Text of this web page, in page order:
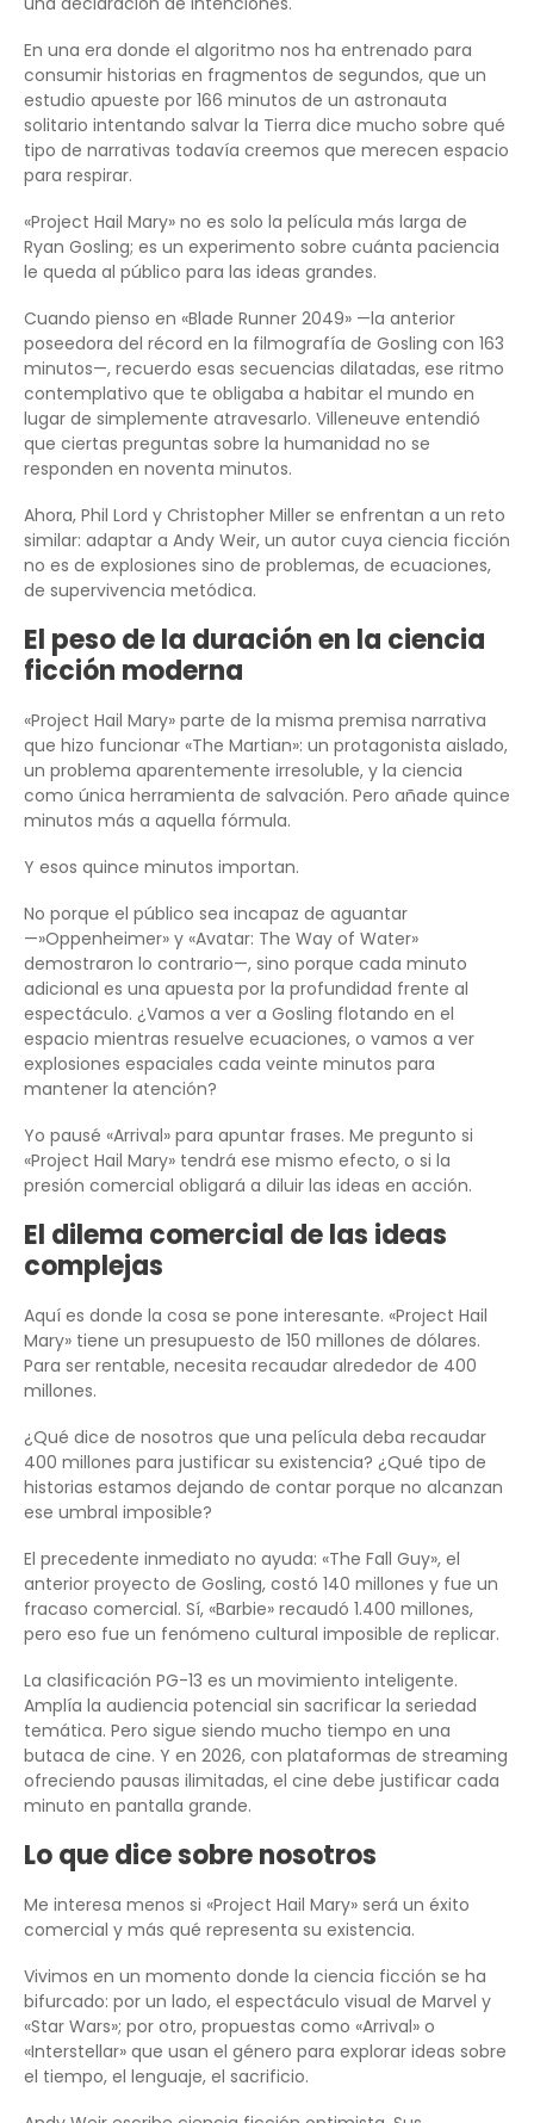
En una era donde el algoritmo nos ha entrenado para
consumir historias en fragmentos de segundos, que un
estudio apueste por 166 minutos de un astronauta
solitario intentando salvar la Tierra dice mucho sobre qué
tipo de narrativas todavía creemos que merecen espacio
para respirar.
«Project Hail Mary» no es solo la película más larga de
Ryan Gosling; es un experimento sobre cuánta paciencia
le queda al público para las ideas grandes.
Cuando pienso en «Blade Runner 2049» —la anterior
poseedora del récord en la filmografía de Gosling con 163
minutos—, recuerdo esas secuencias dilatadas, ese ritmo
contemplativo que te obligaba a habitar el mundo en
lugar de simplemente atravesarlo. Villeneuve entendió
que ciertas preguntas sobre la humanidad no se
responden en noventa minutos.
Ahora, Phil Lord y Christopher Miller se enfrentan a un reto
similar: adaptar a Andy Weir, un autor cuya ciencia ficción
no es de explosiones sino de problemas, de ecuaciones,
de supervivencia metódica.
El peso de la duración en la ciencia
ficción moderna
«Project Hail Mary» parte de la misma premisa narrativa
que hizo funcionar «The Martian»: un protagonista aislado,
un problema aparentemente irresoluble, y la ciencia
como única herramienta de salvación. Pero añade quince
minutos más a aquella fórmula.
Y esos quince minutos importan.
No porque el público sea incapaz de aguantar
—»Oppenheimer» y «Avatar: The Way of Water»
demostraron lo contrario—, sino porque cada minuto
adicional es una apuesta por la profundidad frente al
espectáculo. ¿Vamos a ver a Gosling flotando en el
espacio mientras resuelve ecuaciones, o vamos a ver
explosiones espaciales cada veinte minutos para
mantener la atención?
Yo pausé «Arrival» para apuntar frases. Me pregunto si
«Project Hail Mary» tendrá ese mismo efecto, o si la
presión comercial obligará a diluir las ideas en acción.
El dilema comercial de las ideas
complejas
Aquí es donde la cosa se pone interesante. «Project Hail
Mary» tiene un presupuesto de 150 millones de dólares.
Para ser rentable, necesita recaudar alrededor de 400
millones.
¿Qué dice de nosotros que una película deba recaudar
400 millones para justificar su existencia? ¿Qué tipo de
historias estamos dejando de contar porque no alcanzan
ese umbral imposible?
El precedente inmediato no ayuda: «The Fall Guy», el
anterior proyecto de Gosling, costó 140 millones y fue un
fracaso comercial. Sí, «Barbie» recaudó 1.400 millones,
pero eso fue un fenómeno cultural imposible de replicar.
La clasificación PG-13 es un movimiento inteligente.
Amplía la audiencia potencial sin sacrificar la seriedad
temática. Pero sigue siendo mucho tiempo en una
butaca de cine. Y en 2026, con plataformas de streaming
ofreciendo pausas ilimitadas, el cine debe justificar cada
minuto en pantalla grande.
Lo que dice sobre nosotros
Me interesa menos si «Project Hail Mary» será un éxito
comercial y más qué representa su existencia.
Vivimos en un momento donde la ciencia ficción se ha
bifurcado: por un lado, el espectáculo visual de Marvel y
«Star Wars»; por otro, propuestas como «Arrival» o
«Interstellar» que usan el género para explorar ideas sobre
el tiempo, el lenguaje, el sacrificio.